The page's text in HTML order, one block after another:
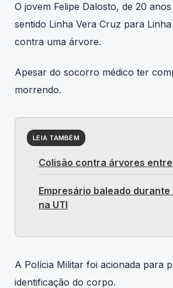
O jovem Felipe Dalosto, de 20
sentido Linha Vera Cruz para
contra uma árvore.
Apesar do socorro médico ter
morrendo.
LEIA TAMBÉM
Colisão contra árvores
Empresário baleado
na UTI
A Polícia Militar foi acionada para
identificação do corpo.